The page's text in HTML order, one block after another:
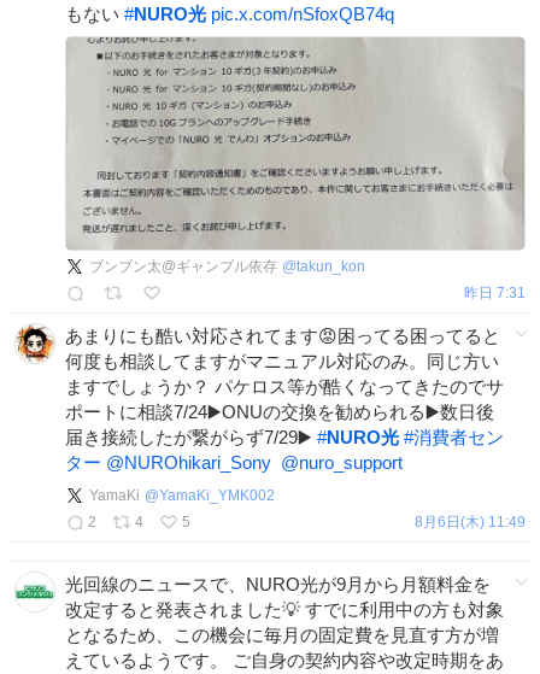
もない #NURO光 pic.x.com/nSfoxQB74q
ブンブン太@ギャンブル依存 @takun_kon
昨日 7:31
あまりにも酷い対応されてます😡困ってる困ってると
何度も相談してますがマニュアル対応のみ。同じ方い
ますでしょうか？ パケロス等が酷くなってきたのでサ
ポートに相談7/24▶️ONUの交換を勧められる▶️数日後
届き接続したが繋がらず7/29▶️ #NURO光 #消費者セン
ター @NUROhikari_Sony @nuro_support
YamaKi @YamaKi_YMK002
2
4 5 8月6日(木) 11:49
光回線のニュースで、NURO光が9月から月額料金を
改定すると発表されました💡 すでに利用中の方も対象
となるため、この機会に毎月の固定費を見直す方が増
えているようです。 ご自身の契約内容や改定時期をあ